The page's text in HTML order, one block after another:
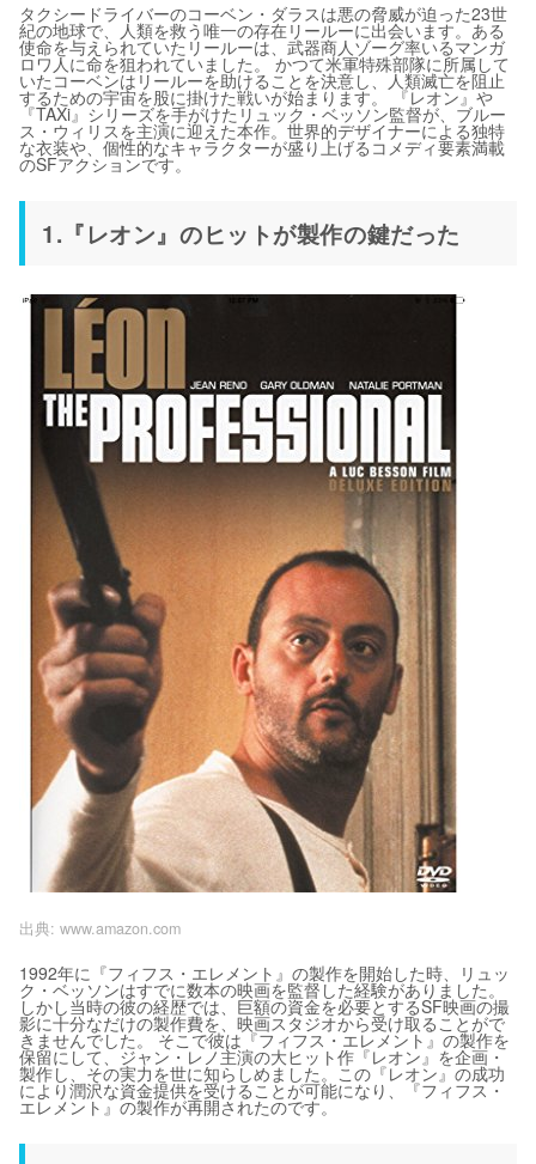
タクシードライバーのコーベン・ダラスは悪の脅威が迫った23世
紀の地球で、人類を救う唯一の存在リールーに出会います。ある
使命を与えられていたリールーは、武器商人ゾーグ率いるマンガ
ロワ人に命を狙われていました。 かつて米軍特殊部隊に所属して
いたコーベンはリールーを助けることを決意し、人類滅亡を阻止
するための宇宙を股に掛けた戦いが始まります。 『レオン』や
『TAXi』シリーズを手がけたリュック・ベッソン監督が、ブルー
ス・ウィリスを主演に迎えた本作。世界的デザイナーによる独特
な衣装や、個性的なキャラクターが盛り上げるコメディ要素満載
のSFアクションです。
1.『レオン』のヒットが製作の鍵だった
出典: www.amazon.com
1992年に『フィフス・エレメント』の製作を開始した時、リュッ
ク・ベッソンはすでに数本の映画を監督した経験がありました。
しかし当時の彼の経歴では、巨額の資金を必要とするSF映画の撮
影に十分なだけの製作費を、映画スタジオから受け取ることがで
きませんでした。 そこで彼は『フィフス・エレメント』の製作を
保留にして、ジャン・レノ主演の大ヒット作『レオン』を企画・
製作し、その実力を世に知らしめました。この『レオン』の成功
により潤沢な資金提供を受けることが可能になり、『フィフス・
エレメント』の製作が再開されたのです。